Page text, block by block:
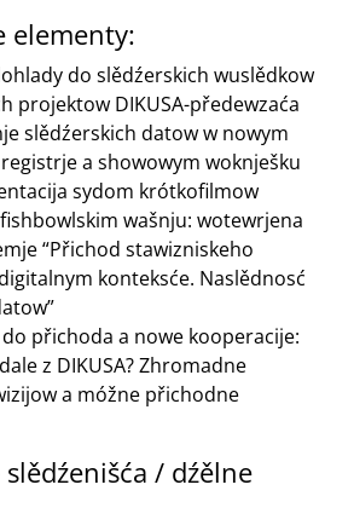
elementy:
do slědźerskich wuslědkow
projektow DIKUSA-předewzaća
slědźerskich datow w nowym
a showowym woknješku
sydom krótkofilmow
wašnju: wotewrjena
“Přichod stawizniskeho
konteksće. Naslědnosć
přichoda a nowe kooperacije:
z DIKUSA? Zhromadne
a móžne přichodne
/ dźělne